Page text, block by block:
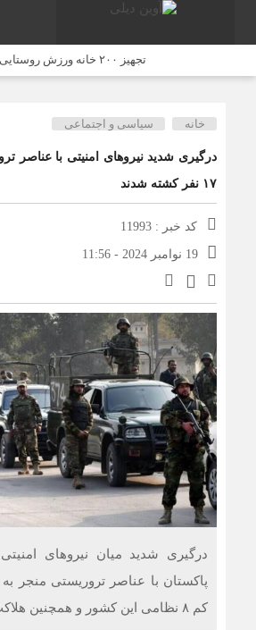
تجهیز ۲۰۰ خانه ورزش روستایی در مازندران برنامه‌ریزی شد
خانه سیاسی و اجتماعی
درگیری شدید نیروهای امنیتی با عناصر
۱۷ نفر کشته شدند
کد خبر : 11993
19 نوامبر 2024 - 11:56
درگیری شدید میان نیروهای
پاکستان با عناصر تروریستی منجر
کم ۸ نظامی این کشور و همچنین هلاکت ۹ مهاجم شد.